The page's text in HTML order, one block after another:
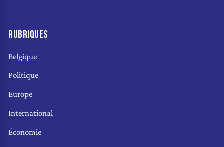
RUBRIQUES
Belgique
Politique
Europe
International
Économie